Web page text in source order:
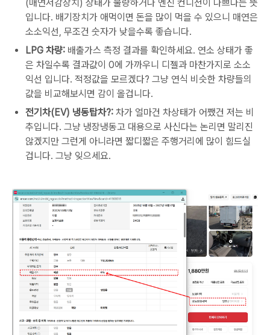
(매연저감장치) 상태가 불량하거나 엔진 컨디션이 나쁘다는 뜻
입니다. 배기장치가 애먹이면 돈을 많이 먹을 수 있으니 매연은
소소익선, 무조건 숫자가 낮을수록 좋습니다.
LPG 차량: 배출가스 측정 결과를 확인하세요. 연소 상태가 좋
은 차일수록 결과값이 0에 가까우니 디젤과 마찬가지로 소소
익선 입니다. 적정값을 모르겠다? 그냥 연식 비슷한 차량들의
값을 비교해보시면 감이 올겁니다.
전기차(EV) 냉동탑차?: 차가 얼마건 차상태가 어쨌건 저는 비
추입니다. 그냥 냉장냉동고 대용으로 사신다는 논리면 말리진
않겠지만 그런게 아니라면 짧디짧은 주행거리에 많이 힘드실
겁니다. 그냥 잊으세요.